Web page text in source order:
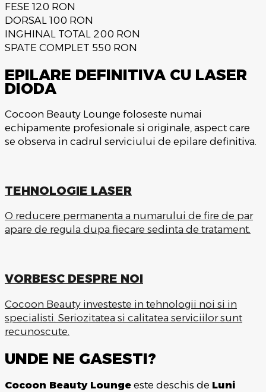
FESE 120 RON
DORSAL 100 RON
INGHINAL TOTAL 200 RON
SPATE COMPLET 550 RON
EPILARE DEFINITIVA CU LASER
DIODA
Cocoon Beauty Lounge foloseste numai
echipamente profesionale si originale, aspect care
se observa in cadrul serviciului de epilare definitiva.
TEHNOLOGIE LASER
O reducere permanenta a numarului de fire de par
apare de regula dupa fiecare sedinta de tratament.
VORBESC DESPRE NOI
Cocoon Beauty investeste in tehnologii noi si in
specialisti. Seriozitatea si calitatea serviciilor sunt
recunoscute.
UNDE NE GASESTI?
Cocoon Beauty Lounge este deschis de Luni